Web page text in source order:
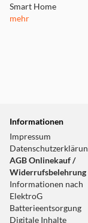
Smart Home
mehr
Informationen
Impressum
AGB Onlinekauf /
Widerrufsbelehrung
Informationen nach
ElektroG
Batterieentsorgung
Digitale Inhalte